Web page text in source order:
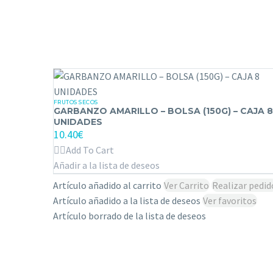
GARBANZO
AMARILLO
–
BOLSA
(150G)
–
CAJA
8
FRUTOS SECOS
GARBANZO AMARILLO – BOLSA (150G) – CAJA 8
UNIDADES
10.40€
Add To Cart
Añadir a la lista de deseos
Artículo añadido al carrito Ver Carrito Realizar
Artículo añadido a la lista de deseos Ver favoritos
Artículo borrado de la lista de deseos